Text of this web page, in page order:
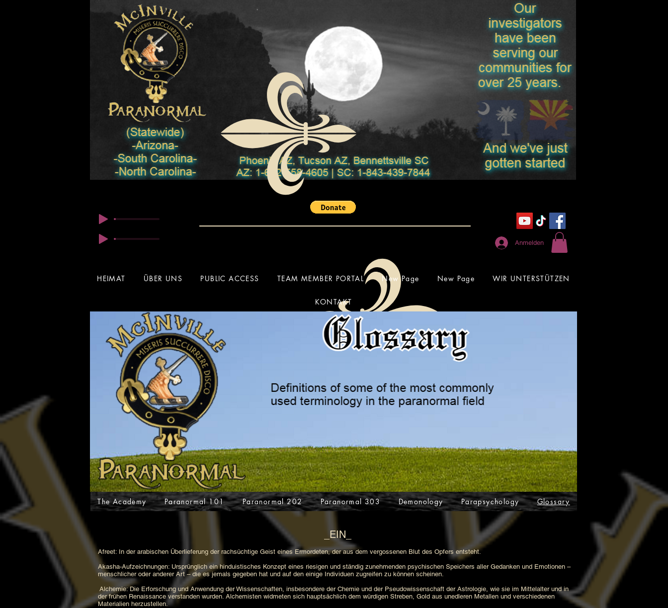
© Copyright
Anmelden
HEIMAT ÜBER UNS PUBLIC ACCESS TEAM MEMBER PORTAL New Page New Page WIR UNTERSTÜTZEN
KONTAKT
The Academy Paranormal 101 Paranormal 202 Paranormal 303 Demonology Parapsychology Glossary
_EIN_
Afreet: In der arabischen Überlieferung der rachsüchtige Geist eines Ermordeten, der aus dem vergossenen Blut des Opfers entsteht.
Akasha-Aufzeichnungen: Ursprünglich ein hinduistisches Konzept eines riesigen und ständig zunehmenden psychischen Speichers aller Gedanken und Emotionen –
menschlicher oder anderer Art – die es jemals gegeben hat und auf den einige Individuen zugreifen zu können scheinen.
Alchemie: Die Erforschung und Anwendung der Wissenschaften, insbesondere der Chemie und der Pseudowissenschaft der Astrologie, wie sie im Mittelalter und in
der frühen Renaissance verstanden wurden. Alchemisten widmeten sich hauptsächlich dem würdigen Streben, Gold aus unedleren Metallen und verschiedenen
Materialien herzustellen.